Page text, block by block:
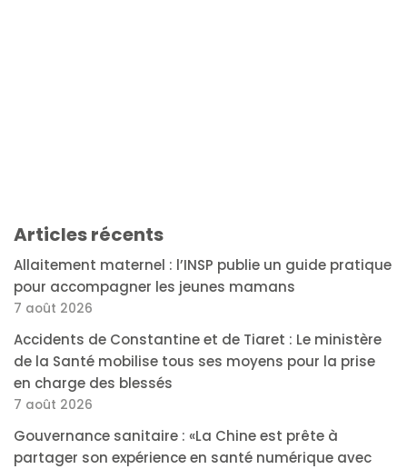
Articles récents
Allaitement maternel : l’INSP publie un guide pratique
pour accompagner les jeunes mamans
7 août 2026
Accidents de Constantine et de Tiaret : Le ministère
de la Santé mobilise tous ses moyens pour la prise
en charge des blessés
7 août 2026
Gouvernance sanitaire : «La Chine est prête à
partager son expérience en santé numérique avec